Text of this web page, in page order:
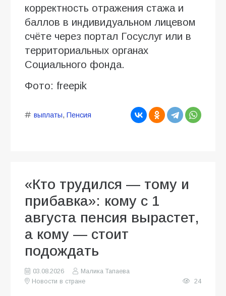
корректность отражения стажа и
баллов в индивидуальном лицевом
счёте через портал Госуслуг или в
территориальных органах
Социального фонда.
Фото: freepik
выплаты, Пенсия
«Кто трудился — тому и
прибавка»: кому с 1
августа пенсия вырастет,
а кому — стоит
подождать
03.08.2026
Малика Тапаева
Новости в стране
24